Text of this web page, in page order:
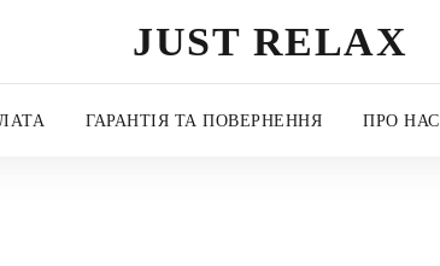
JUST RELAX
ГАРАНТІЯ ТА ПОВЕРНЕННЯ ПРО НАС